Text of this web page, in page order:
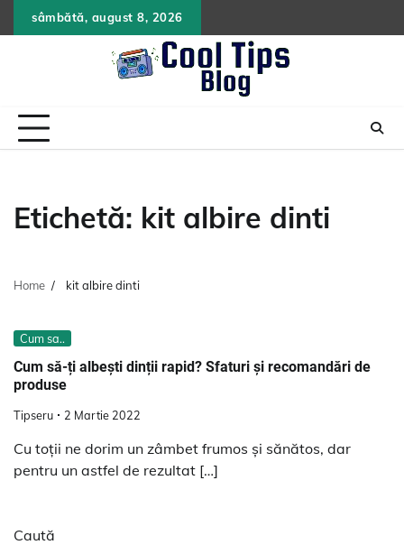
to
sâmbătă, august 8, 2026
Etichetă: kit albire dinti
Home kit albire dinti
Cum sa..
Cum să-ți albești dinții rapid? Sfaturi și recomandări de
produse
Tipseru 2 Martie 2022
Cu toții ne dorim un zâmbet frumos și sănătos, dar
pentru un astfel de rezultat […]
Caută